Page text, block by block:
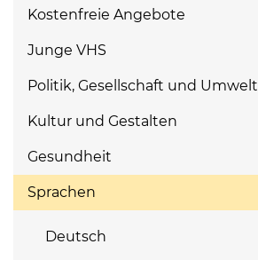
Kostenfreie Angebote
Junge VHS
Politik, Gesellschaft und Umwelt
Kultur und Gestalten
Gesundheit
Sprachen
Deutsch